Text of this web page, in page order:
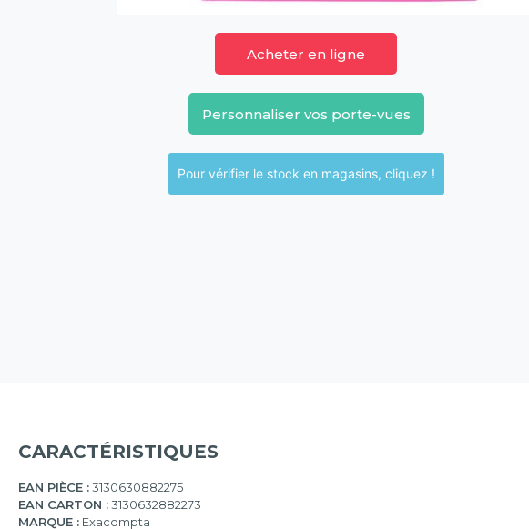
Acheter en ligne
Personnaliser vos porte-vues
Pour vérifier le stock en magasins, cliquez !
CARACTÉRISTIQUES
EAN PIÈCE :3130630882275
EAN CARTON :3130632882273
MARQUE : Exacompta